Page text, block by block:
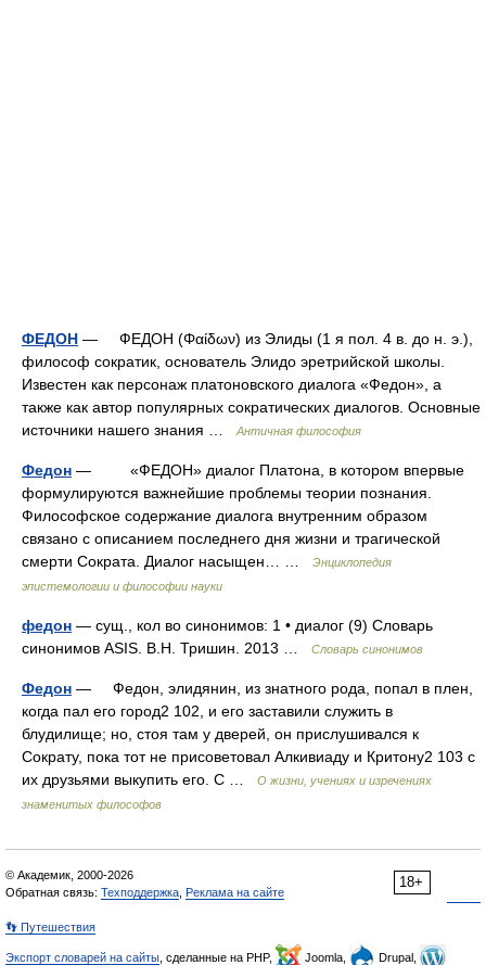
ФЕДОН — ФЕДОН (Φαίδων) из Элиды (1 я пол. 4 в. до н. э.),
философ сократик, основатель Элидо эретрийской школы.
Известен как персонаж платоновского диалога «Федон», а
также как автор популярных сократических диалогов. Основные
источники нашего знания …
Античная философия
Федон — «ФЕДОН» диалог Платона, в котором впервые
формулируются важнейшие проблемы теории познания.
Философское содержание диалога внутренним образом
связано с описанием последнего дня жизни и трагической
смерти Сократа. Диалог насыщен… …
Энциклопедия
эпистемологии и философии науки
федон — сущ., кол во синонимов: 1 • диалог (9) Словарь
синонимов ASIS. В.Н. Тришин. 2013 …
Словарь синонимов
Федон — Федон, элидянин, из знатного рода, попал в плен,
когда пал его город2 102, и его заставили служить в
блудилище; но, стоя там у дверей, он прислушивался к
Сократу, пока тот не присоветовал Алкивиаду и Критону2 103 с
их друзьями выкупить его. С …
О жизни, учениях и изречениях
знаменитых философов
18+
© Академик, 2000-2026
Обратная связь: Техподдержка Реклама на сайте
👣 Путешествия
Экспорт словарей на сайты , сделанные на PHP, Joomla,
Drupal,